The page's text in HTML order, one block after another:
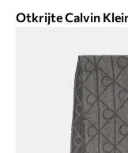
Otkrijte Calvin